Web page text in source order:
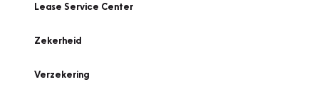
Lease Service Center
Zekerheid
Verzekering